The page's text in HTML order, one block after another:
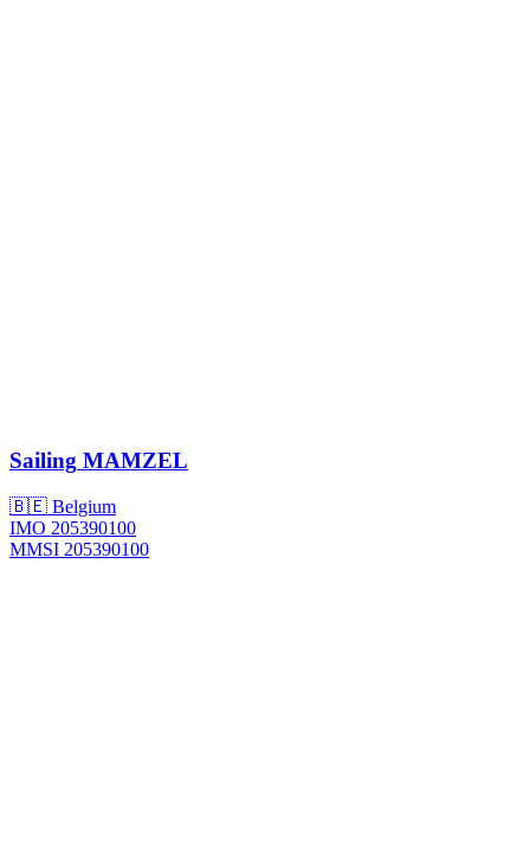
Sailing MAMZEL
🇧🇪 Belgium
IMO 205390100
MMSI 205390100